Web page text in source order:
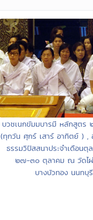
บวชเนกขัมมบารมี หลักสูตร
(ทุกวัน ศุกร์ เสาร์ อาทิตย์ ) ,
ธรรมวิปัสสนาประจำเดือนตุ
๒๗-๓๐ ตุลาคม ณ วัดไผ่
บางบัวทอง นนทบุรี